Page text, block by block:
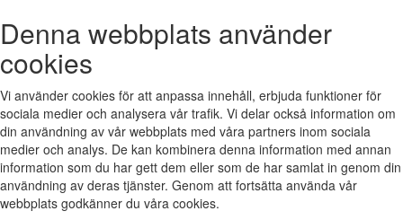
Denna webbplats använder
cookies
Vi använder cookies för att anpassa innehåll, erbjuda funktioner för
sociala medier och analysera vår trafik. Vi delar också information om
din användning av vår webbplats med våra partners inom sociala
medier och analys. De kan kombinera denna information med annan
information som du har gett dem eller som de har samlat in genom din
användning av deras tjänster. Genom att fortsätta använda vår
webbplats godkänner du våra cookies.